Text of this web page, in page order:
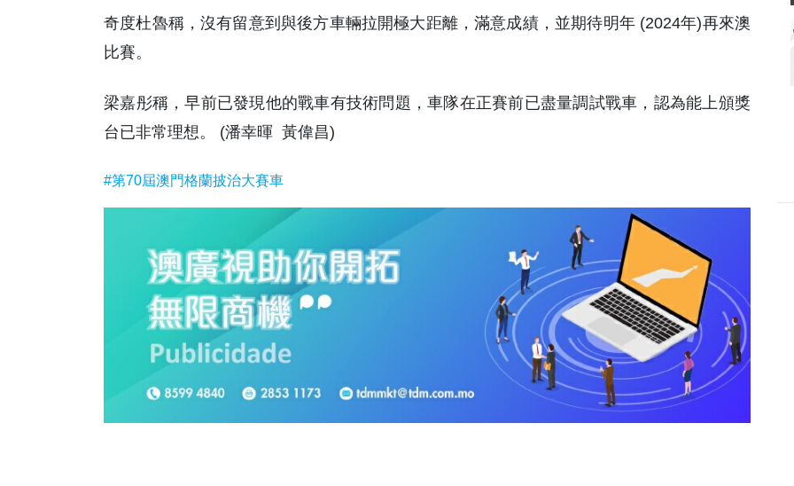
奇度杜魯稱，沒有留意到與後方車輛拉開極大距離，滿意成績，並期待明年 (2024年)再來澳
比賽。
梁嘉彤稱，早前已發現他的戰車有技術問題，車隊在正賽前已盡量調試戰車，認為能上頒獎
台已非常理想。 (潘幸暉 黃偉昌)
#第70屆澳門格蘭披治大賽車